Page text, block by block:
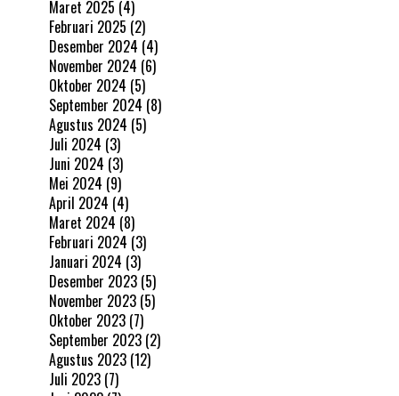
Maret 2025 (4)
Februari 2025 (2)
Desember 2024 (4)
November 2024 (6)
Oktober 2024 (5)
September 2024 (8)
Agustus 2024 (5)
Juli 2024 (3)
Juni 2024 (3)
Mei 2024 (9)
April 2024 (4)
Maret 2024 (8)
Februari 2024 (3)
Januari 2024 (3)
Desember 2023 (5)
November 2023 (5)
Oktober 2023 (7)
September 2023 (2)
Agustus 2023 (12)
Juli 2023 (7)